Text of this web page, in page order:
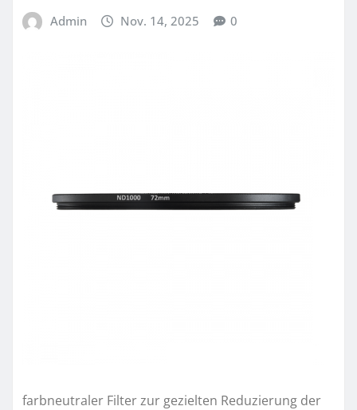
Admin Nov. 14, 2025 0
farbneutraler Filter zur gezielten Reduzierung der